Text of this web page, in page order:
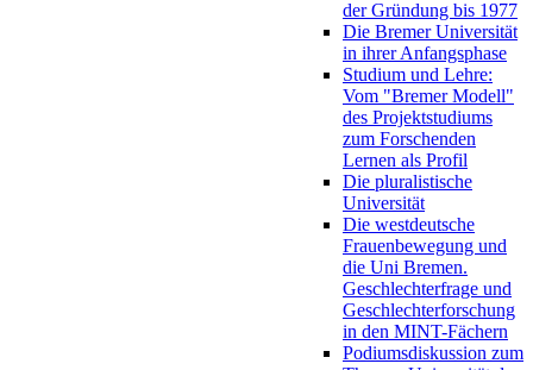
der Gründung bis 1977
Die Bremer Universität
in ihrer Anfangsphase
Studium und Lehre:
Vom "Bremer Modell"
des Projektstudiums
zum Forschenden
Lernen als Profil
Die pluralistische
Universität
Die westdeutsche
Frauenbewegung und
die Uni Bremen.
Geschlechterfrage und
Geschlechterforschung
in den MINT-Fächern
Podiumsdiskussion zum